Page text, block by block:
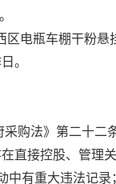
区电瓶车棚干粉悬
。
购法》第二十
直接控股、管理
中有重大违法记录